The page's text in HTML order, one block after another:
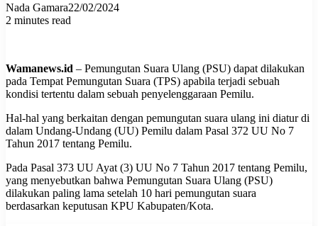
Nada Gamara22/02/2024
2 minutes read
Wamanews.id – Pemungutan Suara Ulang (PSU) dapat dilakukan
pada Tempat Pemungutan Suara (TPS) apabila terjadi sebuah
kondisi tertentu dalam sebuah penyelenggaraan Pemilu.
Hal-hal yang berkaitan dengan pemungutan suara ulang ini diatur di
dalam Undang-Undang (UU) Pemilu dalam Pasal 372 UU No 7
Tahun 2017 tentang Pemilu.
Pada Pasal 373 UU Ayat (3) UU No 7 Tahun 2017 tentang Pemilu,
yang menyebutkan bahwa Pemungutan Suara Ulang (PSU)
dilakukan paling lama setelah 10 hari pemungutan suara
berdasarkan keputusan KPU Kabupaten/Kota.